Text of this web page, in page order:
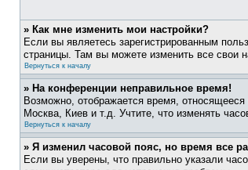
» Как мне изменить мои настройки?
Если вы являетесь зарегистрированным
страницы. Там вы можете изменить все свои
Вернуться к началу
» На конференции неправильное время!
Возможно, отображается время,
Москва, Киев и т.д. Учтите, что изменять
Вернуться к началу
» Я изменил часовой пояс, но время все
Если вы уверены, что правильно указали